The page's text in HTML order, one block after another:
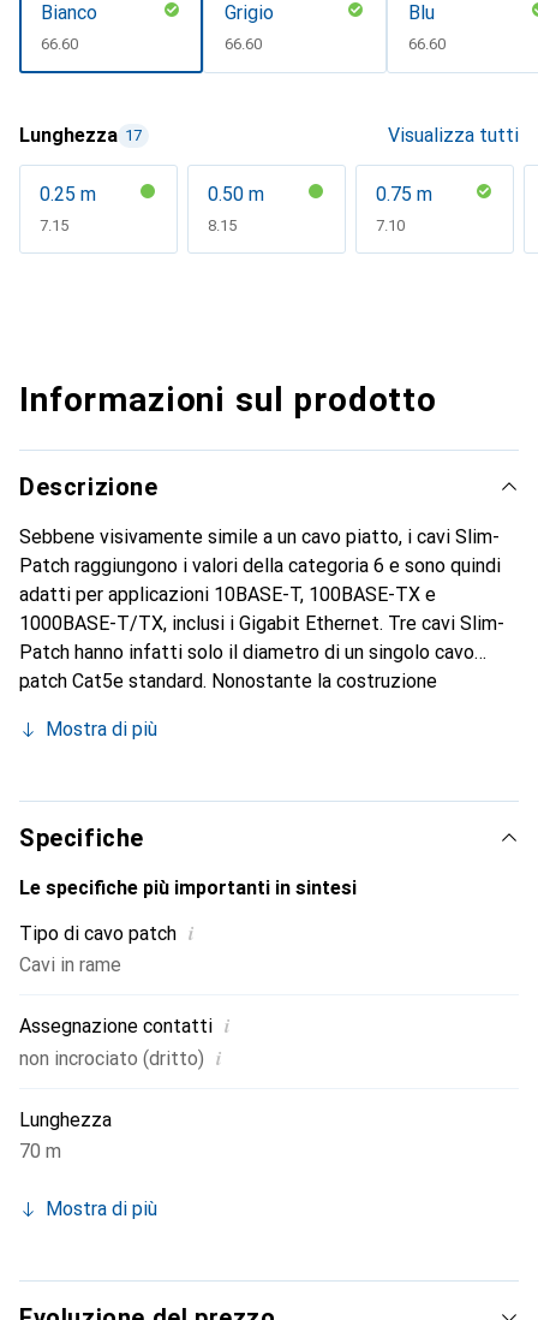
Bianco
CHF
66.60
Grigio
CHF
66.60
Blu
CHF
66.60
Lunghezza 17 Visualizza tutti
0.25 m
CHF
7.15
0.50 m
CHF
8.15
0.75 m
CHF
7.10
Informazioni sul prodotto
Descrizione
Sebbene visivamente simile a un cavo piatto, i cavi Slim-
Patch raggiungono i valori della categoria 6 e sono quindi
adatti per applicazioni 10BASE-T, 100BASE-TX e
1000BASE-T/TX, inclusi i Gigabit Ethernet. Tre cavi Slim-
Patch hanno infatti solo il diametro di un singolo cavo
patch Cat5e standard. Nonostante la costruzione
singoli coppie di fili. Inoltre, è dotato di una protezione
pratica stampa della lunghezza su entrambe le estremità e
supporta il Power over Ethernet (PoE).
Mostra di più
Specifiche
Le specifiche più importanti in sintesi
Tipo di cavo patch i
Cavi in rame
Assegnazione contatti i
non incrociato (dritto) i
Lunghezza
70 m
Mostra di più